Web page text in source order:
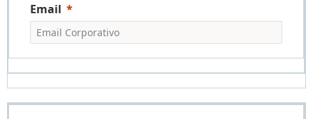
Email